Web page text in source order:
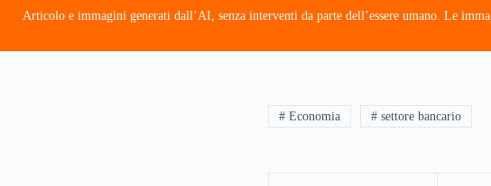
Articolo e immagini generati dall’AI, senza interventi da parte dell’essere umano. Le
# Economia # settore bancario